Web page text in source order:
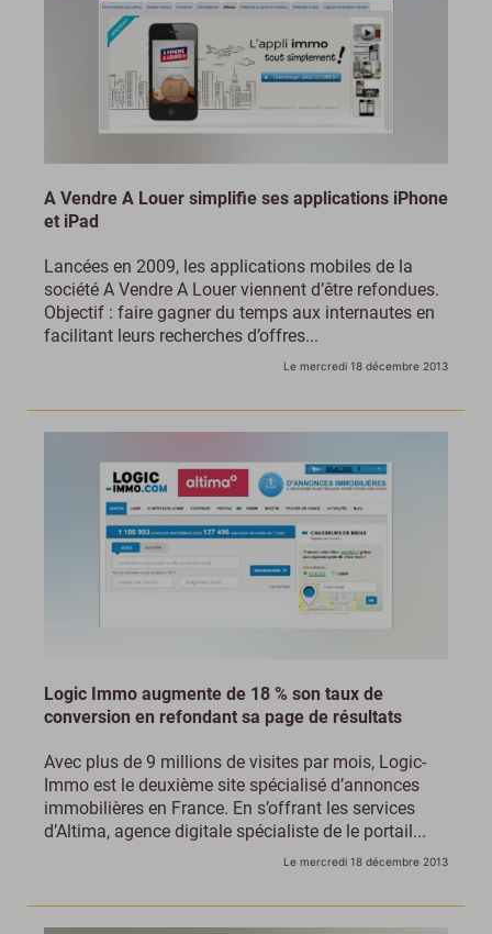
A Vendre A Louer simplifie ses applications iPhone
et iPad
Lancées en 2009, les applications mobiles de la
société A Vendre A Louer viennent d’être refondues.
Objectif : faire gagner du temps aux internautes en
facilitant leurs recherches d’offres...
Le mercredi 18 décembre 2013
Logic Immo augmente de 18 % son taux de
conversion en refondant sa page de résultats
Avec plus de 9 millions de visites par mois, Logic-
Immo est le deuxième site spécialisé d’annonces
immobilières en France. En s’offrant les services
d’Altima, agence digitale spécialiste de le portail...
Le mercredi 18 décembre 2013